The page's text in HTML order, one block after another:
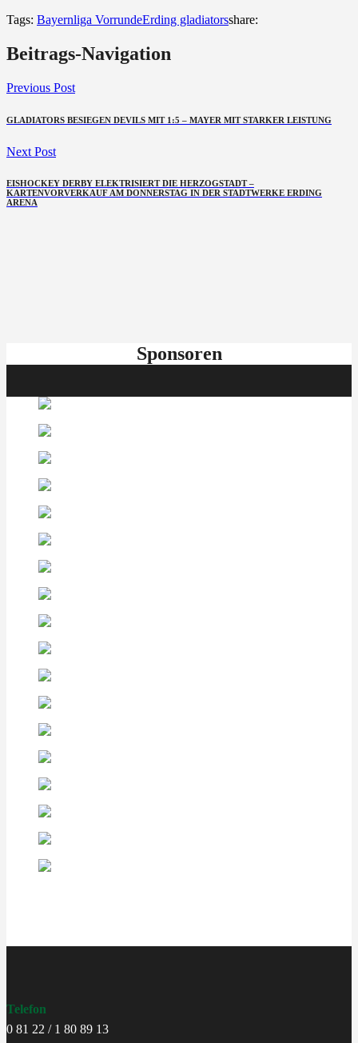
Tags: Bayernliga VorrundeErding gladiatorsshare:
Beitrags-Navigation
Previous Post
GLADIATORS BESIEGEN DEVILS MIT 1:5 – MAYER MIT STARKER LEISTUNG
Next Post
EISHOCKEY DERBY ELEKTRISIERT DIE HERZOGSTADT –
KARTENVORVERKAUF AM DONNERSTAG IN DER STADTWERKE ERDING
ARENA
Sponsoren
Telefon
0 81 22 / 1 80 89 13